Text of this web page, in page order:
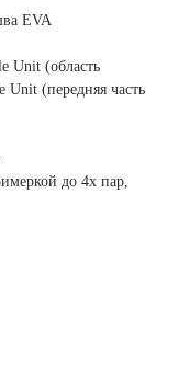
EVA
Unit (область
Unit (передняя часть
до 4х пар,